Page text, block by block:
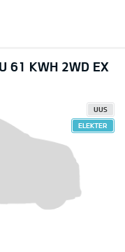
61 KWH 2WD EX
UUS
ELEKTER